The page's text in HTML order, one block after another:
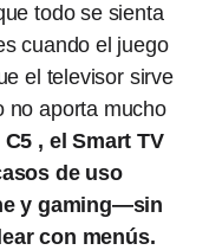
todo se sienta
cuando el juego
el televisor sirve
aporta mucho
C5 , el Smart TV
de uso
y gaming—sin
con menús.